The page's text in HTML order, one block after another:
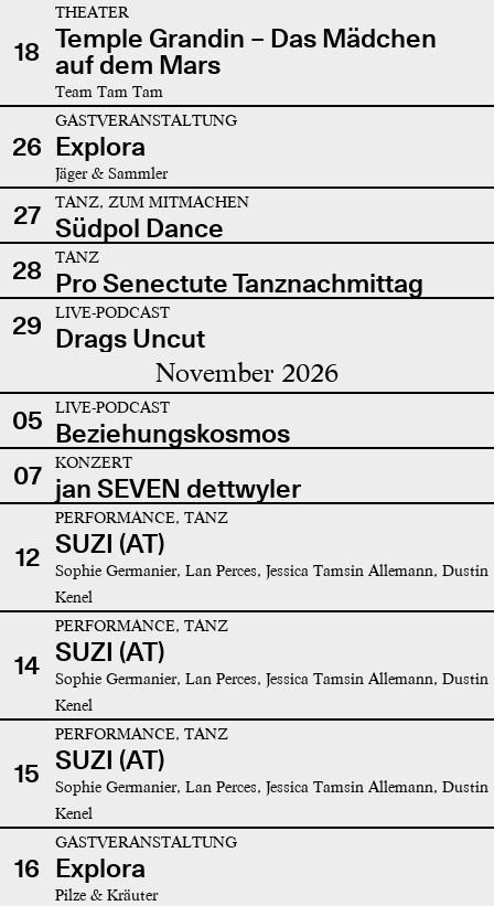
18
THEATER
Temple Grandin – Das Mädchen
auf dem Mars
Team Tam Tam
26
GASTVERANSTALTUNG
Explora
Jäger & Sammler
27 TANZ, ZUM MITMACHEN
Südpol Dance
28
TANZ
Pro Senectute Tanznachmittag
29
LIVE-PODCAST
Drags Uncut
November 2026
05 LIVE-PODCAST
Beziehungskosmos
07
KONZERT
jan SEVEN dettwyler
12
PERFORMANCE, TANZ
SUZI (AT)
Sophie Germanier, Lan Perces, Jessica Tamsin Allemann, Dustin
Kenel
14
PERFORMANCE, TANZ
SUZI (AT)
Sophie Germanier, Lan Perces, Jessica Tamsin Allemann, Dustin
Kenel
15
PERFORMANCE, TANZ
SUZI (AT)
Sophie Germanier, Lan Perces, Jessica Tamsin Allemann, Dustin
Kenel
16
GASTVERANSTALTUNG
Explora
Pilze & Kräuter